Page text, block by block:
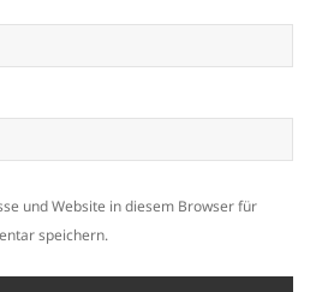
und Website in diesem Browser für
speichern.